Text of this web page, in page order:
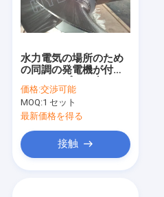
水力電気の場所のため
の同調の発電機が付い
ビン/カプラン ハイドロ
タービン
価格:交渉可能
MOQ:1 セット
最新価格を得る
接触